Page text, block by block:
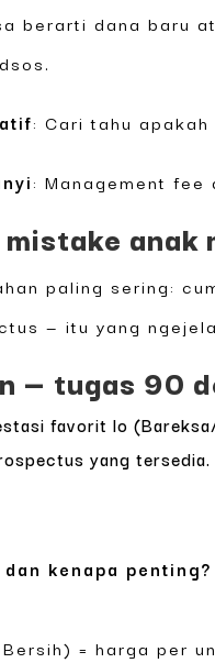
berarti dana baru
: Cari tahu
: Management
paling sering:
— itu yang
— tugas 90
favorit lo
yang
dan kenapa penting?
= harga per